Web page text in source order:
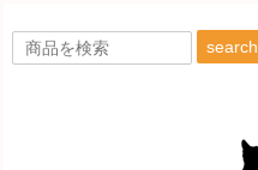
search